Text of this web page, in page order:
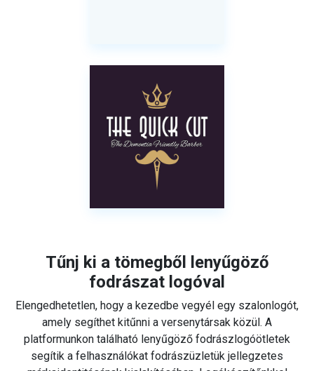
Tűnj ki a tömegből lenyűgöző
fodrászat logóval
Elengedhetetlen, hogy a kezedbe vegyél egy szalonlogót,
amely segíthet kitűnni a versenytársak közül. A
platformunkon található lenyűgöző fodrászlogóötletek
segítik a felhasználókat fodrászüzletük jellegzetes